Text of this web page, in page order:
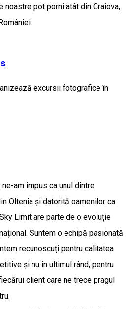
noastre pot porni atât din Craiova,
excursii fotografice în
am impus ca unul dintre
Oltenia și datorită oamenilor ca
Limit are parte de o evoluție
Suntem o echipă pasionată
recunoscuți pentru calitatea
și nu în ultimul rând, pentru
client care ne trece pragul